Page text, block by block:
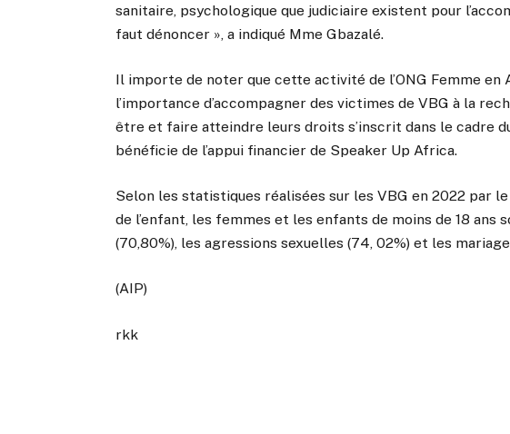
sanitaire, psychologique que judiciaire existent pour
faut dénoncer », a indiqué Mme Gbazalé.
Il importe de noter que cette activité de l’ONG Femme en
l’importance d’accompagner des victimes de VBG à la
être et faire atteindre leurs droits s’inscrit dans le cadre
bénéficie de l’appui financier de Speaker Up Africa.
Selon les statistiques réalisées sur les VBG en 2022 par
de l’enfant, les femmes et les enfants de moins de 18 ans
(70,80%), les agressions sexuelles (74, 02%) et les
(AIP)
rkk